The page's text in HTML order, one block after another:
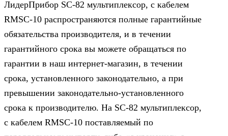
ЛидерПрибор SC-82 мультиплексор, c кабелем
RMSC-10 распространяются полные гарантийные
обязательства производителя, и в течении
гарантийного срока вы можете обращаться по
гарантии в наш интернет-магазин, в течении
срока, установленного законодательно, а при
превышении законодательно-установленного
срока к производителю. На SC-82 мультиплексор,
c кабелем RMSC-10 поставляемый по